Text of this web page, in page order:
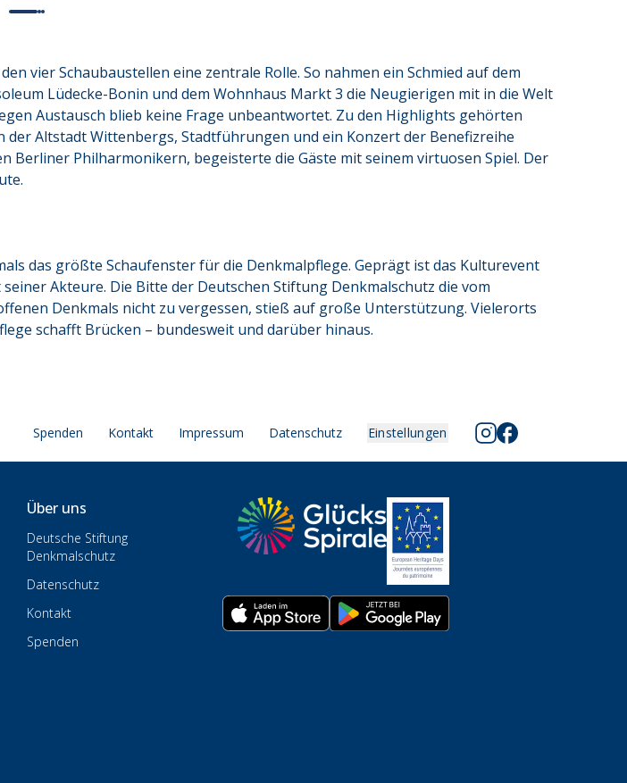
vier Schaubaustellen eine zentrale Rolle. So nahmen ein Schmied auf dem
Lüdecke-Bonin und dem Wohnhaus Markt 3 die Neugierigen mit in die Welt
Austausch blieb keine Frage unbeantwortet. Zu den Highlights gehörten
Altstadt Wittenbergs, Stadtführungen und ein Konzert der Benefizreihe
Berliner Philharmonikern, begeisterte die Gäste mit seinem virtuosen Spiel. Der
das größte Schaufenster für die Denkmalpflege. Geprägt ist das Kulturevent
Akteure. Die Bitte der Deutschen Stiftung Denkmalschutz die vom
Denkmals nicht zu vergessen, stieß auf große Unterstützung. Vielerorts
schafft Brücken – bundesweit und darüber hinaus.
Spenden Kontakt Impressum Datenschutz Einstellungen
Über uns
Deutsche Stiftung
Denkmalschutz
Datenschutz
Kontakt
Spenden